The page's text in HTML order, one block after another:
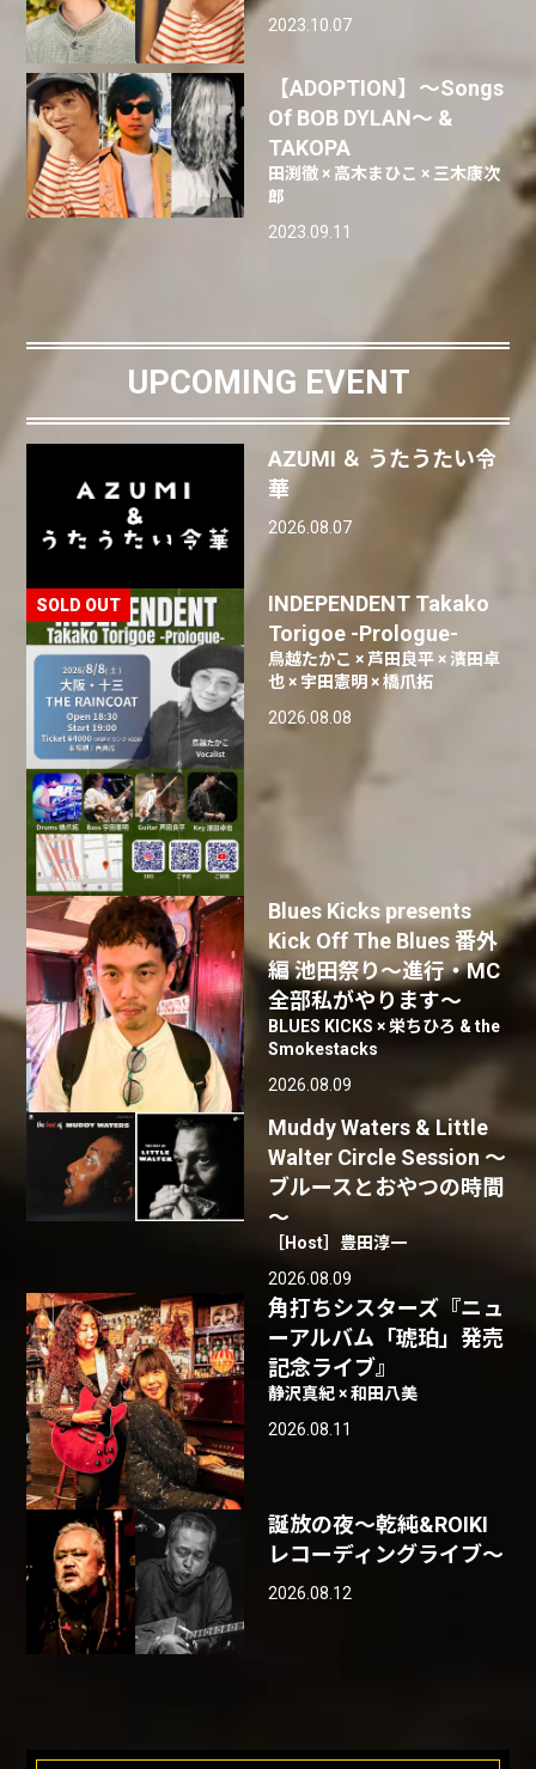
2023.10.07
【ADOPTION】〜Songs
Of BOB DYLAN〜 &
TAKOPA
田渕徹 × 高木まひこ × 三木康次
郎
2023.09.11
UPCOMING EVENT
AZUMI ＆ うたうたい令
華
2026.08.07
INDEPENDENT Takako
Torigoe -Prologue-
鳥越たかこ × 芦田良平 × 濱田卓
也 × 宇田憲明 × 橋爪拓
2026.08.08
Blues Kicks presents
Kick Off The Blues 番外
編 池田祭り〜進行・MC
全部私がやります〜
BLUES KICKS × 栄ちひろ & the
Smokestacks
2026.08.09
Muddy Waters & Little
Walter Circle Session ～
ブルースとおやつの時間
～
［Host］豊田淳一
2026.08.09
角打ちシスターズ『ニュ
ーアルバム「琥珀」発売
記念ライブ』
静沢真紀 × 和田八美
2026.08.11
誕放の夜〜乾純&ROIKI
レコーディングライブ〜
2026.08.12